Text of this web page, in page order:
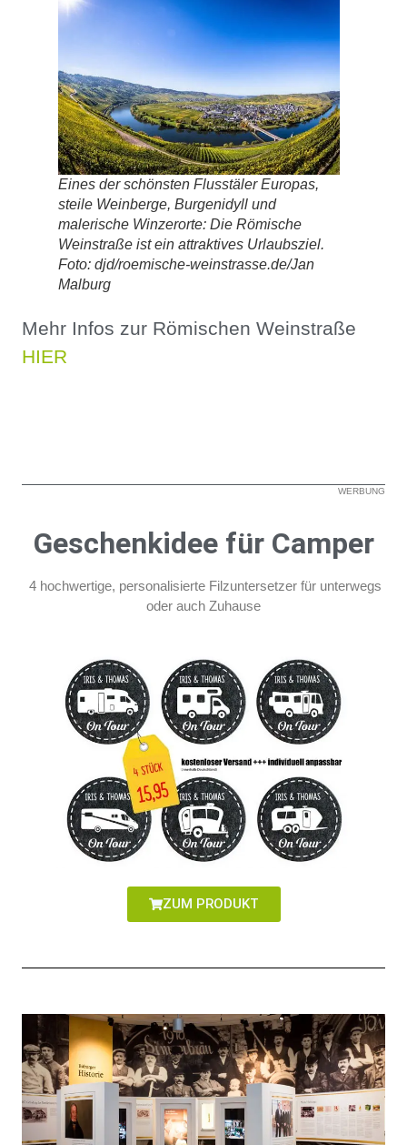
Eines der schönsten Flusstäler Europas,
steile Weinberge, Burgenidyll und
malerische Winzerorte: Die Römische
Weinstraße ist ein attraktives Urlaubsziel.
Foto: djd/roemische-weinstrasse.de/Jan
Malburg
Mehr Infos zur Römischen Weinstraße
HIER
WERBUNG
Geschenkidee für Camper
4 hochwertige, personalisierte Filzuntersetzer für unterwegs
oder auch Zuhause
ZUM PRODUKT